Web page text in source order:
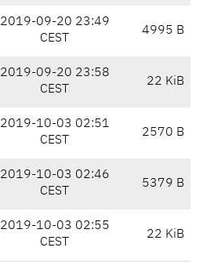
2019-09-20 23:49
CEST
4995 B
2019-09-20 23:58
CEST
22 KiB
2019-10-03 02:51
CEST
2570 B
2019-10-03 02:46
CEST
5379 B
2019-10-03 02:55
CEST
22 KiB